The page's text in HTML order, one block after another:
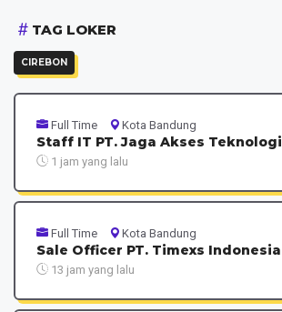
TAG LOKER
CIREBON
Full Time Kota Bandung
Staff IT PT. Jaga Akses Teknologi
1 jam yang lalu
Full Time Kota Bandung
Sale Officer PT. Timexs Indonesia
13 jam yang lalu